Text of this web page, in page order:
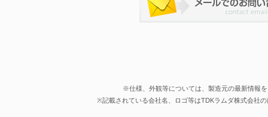
※仕様、外観等については、製造元の最新情報
※記載されている会社名、ロゴ等はTDKラムダ株式会社